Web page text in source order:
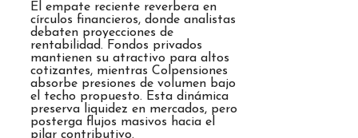
El empate reciente reverbera en
círculos financieros, donde analistas
debaten proyecciones de
rentabilidad. Fondos privados
mantienen su atractivo para altos
cotizantes, mientras Colpensiones
absorbe presiones de volumen bajo
el techo propuesto. Esta dinámica
preserva liquidez en mercados, pero
posterga flujos masivos hacia el
pilar contributivo.